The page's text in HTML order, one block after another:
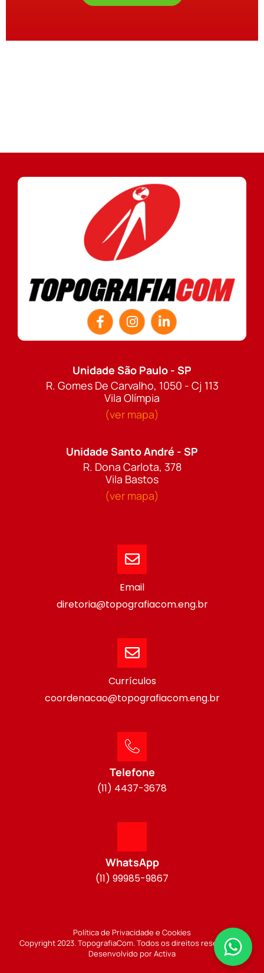
Unidade São Paulo - SP
R. Gomes De Carvalho, 1050 - Cj 113
Vila Olímpia
(ver mapa)
Unidade Santo André - SP
R. Dona Carlota, 378
Vila Bastos
(ver mapa)
Email
diretoria@topografiacom.eng.br
Currículos
coordenacao@topografiacom.eng.br
Telefone
(11) 4437-3678
WhatsApp
(11) 99985-9867
Política de Privacidade e Cookies
Copyright 2023. TopografiaCom. Todos os direitos reservados.
Desenvolvido por Activa